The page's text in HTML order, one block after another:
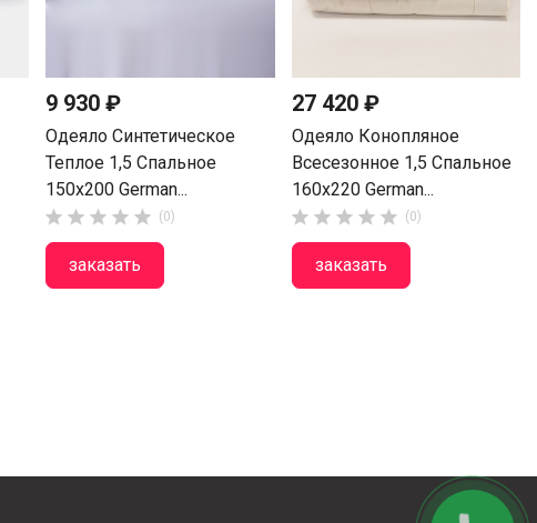
9 930 ₽
Одеяло Синтетическое
Теплое 1,5 Спальное
150х200 German...
     (0)
заказать
27 420 ₽
Одеяло Конопляное
Всесезонное 1,5 Спальное
160х220 German...
     (0)
заказать